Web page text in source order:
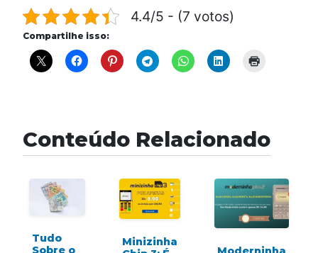
4.4/5 - (7 votos)
Compartilhe isso:
Conteúdo Relacionado
Tudo
Sobre o
Minizinha